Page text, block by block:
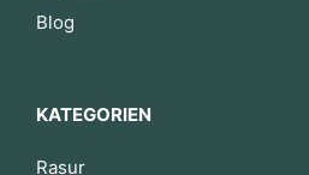
Blog
KATEGORIEN
Rasur